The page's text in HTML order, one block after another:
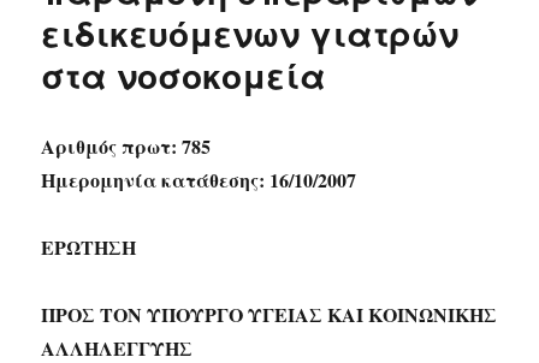
ειδικευόμενων γιατρών
στα νοσοκομεία
Αριθμός πρωτ: 785
Ημερομηνία κατάθεσης: 16/10/2007
ΕΡΩΤΗΣΗ
ΠΡΟΣ ΤON ΥΠΟΥΡΓΟ ΥΓΕΙΑΣ ΚΑΙ ΚΟΙΝΩΝΙΚΗΣ
ΑΛΛΗΛΕΓΓΥΗΣ